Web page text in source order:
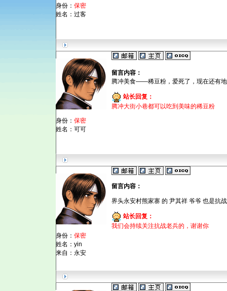
身份： 保密
姓名：过客
身份： 保密
姓名：可可
留言内容：
腾冲美食——稀豆粉，爱死了，现在还有
站长回复：
腾冲大街小巷都可以吃到美味的稀豆粉
身份： 保密
姓名：yin
来自：永安
留言内容：
界头永安村熊家寨 的 尹其祥 爷爷 也是抗
站长回复：
我们会持续关注抗战老兵的，谢谢你